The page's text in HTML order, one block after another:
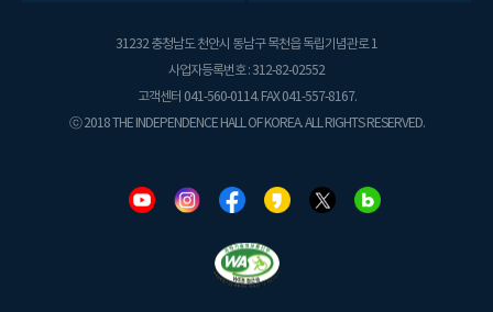
31232 충청남도 천안시 동남구 목천읍 독립기념관로 1
사업자등록번호 : 312-82-02552
고객센터 041-560-0114. FAX 041-557-8167.
ⓒ 2018 THE INDEPENDENCE HALL OF KOREA. ALL RIGHTS RESERVED.